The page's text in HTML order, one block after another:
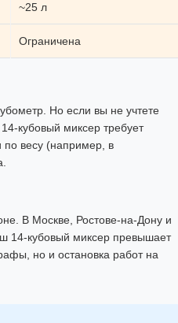
~25 л
Ограничена
Но если вы не учтете
кубовый миксер требует
по весу (например, в
В Москве, Ростове-на-Дону и
14-кубовый миксер превышает
но и остановка работ на